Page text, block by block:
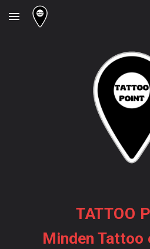
Skip to main content
TATTOO
Minden Tattoo